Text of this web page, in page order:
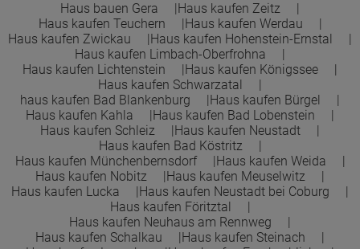
Town &Country Haus Lizenzgeber GmbH
Haus bauen Gera
Haus kaufen Zeitz
Haus kaufen Teuchern
Haus kaufen Werdau
Haus kaufen Zwickau
Haus kaufen Hohenstein-Ernstal
Haus kaufen Limbach-Oberfrohna
Haus kaufen Lichtenstein
Haus kaufen Königssee
Haus kaufen Schwarzatal
haus kaufen Bad Blankenburg
Haus kaufen Bürgel
Haus kaufen Kahla
Haus kaufen Bad Lobenstein
Haus kaufen Schleiz
Haus kaufen Neustadt
Haus kaufen Bad Köstritz
Haus kaufen Münchenbernsdorf
Haus kaufen Weida
Haus kaufen Nobitz
Haus kaufen Meuselwitz
Haus kaufen Lucka
Haus kaufen Neustadt bei Coburg
Haus kaufen Föritztal
Haus kaufen Neuhaus am Rennweg
Haus kaufen Schalkau
Haus kaufen Steinach